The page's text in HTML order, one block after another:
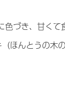
づき、甘くて
ほんとうの木